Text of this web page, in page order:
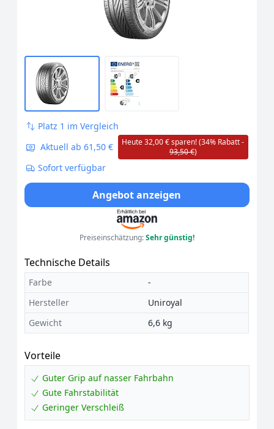
Platz 1 im Vergleich
Aktuell ab 61,50 €
Heute 32,00 € sparen! (34% Rabatt -
93,50 €)
Sofort verfügbar
Angebot anzeigen
Preiseinschätzung:Sehr günstig!
Technische Details
Farbe
-
Hersteller
Uniroyal
Gewicht
6,6 kg
Vorteile
Guter Grip auf nasser Fahrbahn
Gute Fahrstabilität
Geringer Verschleiß